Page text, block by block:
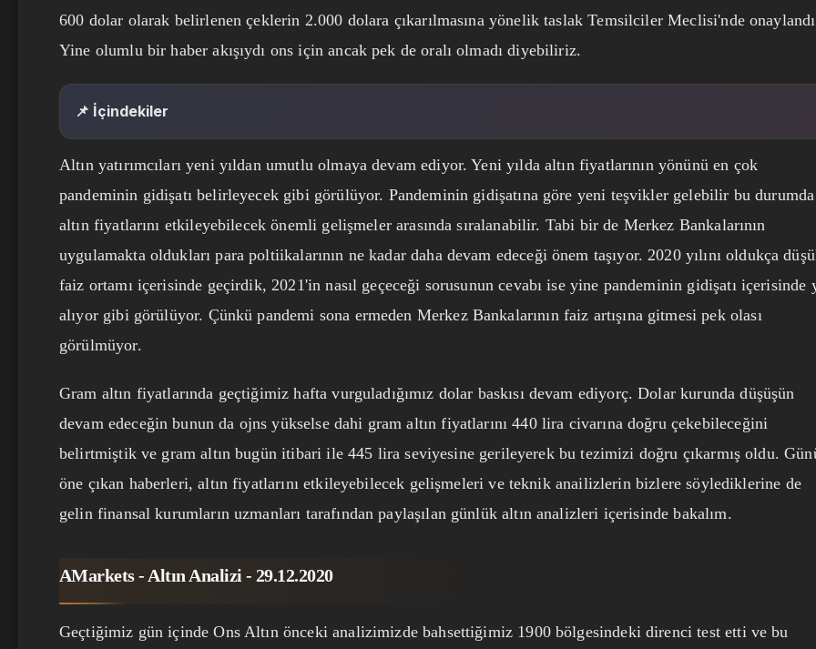
600 dolar olarak belirlenen çeklerin 2.000 dolara çıkarılmasına yönelik taslak Temsilciler Meclisi'nde
Yine olumlu bir haber akışıydı ons için ancak pek de oralı olmadı diyebiliriz.
📌 İçindekiler
Altın yatırımcıları yeni yıldan umutlu olmaya devam ediyor. Yeni yılda altın fiyatlarının yönünü en çok
pandeminin gidişatı belirleyecek gibi görülüyor. Pandeminin gidişatına göre yeni teşvikler gelebilir bu durumda
altın fiyatlarını etkileyebilecek önemli gelişmeler arasında sıralanabilir. Tabi bir de Merkez Bankalarının
uygulamakta oldukları para poltiikalarının ne kadar daha devam edeceği önem taşıyor. 2020 yılını oldukça
faiz ortamı içerisinde geçirdik, 2021'in nasıl geçeceği sorusunun cevabı ise yine pandeminin gidişatı içerisinde
alıyor gibi görülüyor. Çünkü pandemi sona ermeden Merkez Bankalarının faiz artışına gitmesi pek olası
görülmüyor.
Gram altın fiyatlarında geçtiğimiz hafta vurguladığımız dolar baskısı devam ediyorç. Dolar kurunda düşüşün
devam edeceğin bunun da ojns yükselse dahi gram altın fiyatlarını 440 lira civarına doğru çekebileceğini
belirtmiştik ve gram altın bugün itibari ile 445 lira seviyesine gerileyerek bu tezimizi doğru çıkarmış oldu.
öne çıkan haberleri, altın fiyatlarını etkileyebilecek gelişmeleri ve teknik anailizlerin bizlere söylediklerine de
gelin finansal kurumların uzmanları tarafından paylaşılan günlük altın analizleri içerisinde bakalım.
AMarkets - Altın Analizi - 29.12.2020
Geçtiğimiz gün içinde Ons Altın önceki analizimizde bahsettiğimiz 1900 bölgesindeki direnci test etti ve bu